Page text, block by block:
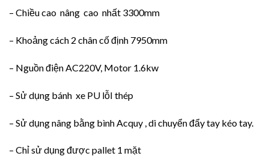
– Chiều cao nâng cao nhất 3300mm
– Khoảng cách 2 chân cố định 7950mm
– Nguồn điện AC220V, Motor 1.6kw
– Sử dụng bánh xe PU lỗI thép
– Sử dụng nâng bằng bình Acquy , di chuyển đẩy tay kéo tay.
– Chỉ sử dụng được pallet 1 mặt